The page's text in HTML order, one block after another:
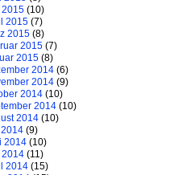
2015 (10)
2015 (7)
2015 (8)
2015 (7)
2015 (8)
2014 (6)
2014 (9)
2014 (10)
2014 (10)
2014 (10)
(9)
2014 (10)
2014 (11)
2014 (15)